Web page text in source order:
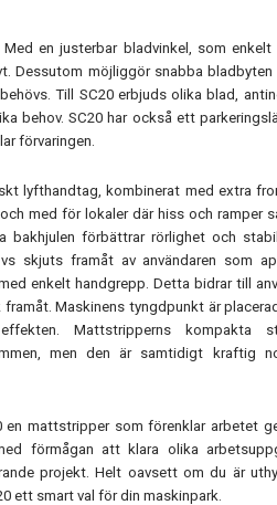
en justerbar bladvinkel, som
Dessutom möjliggör snabba bladbyten
Till SC20 erbjuds olika blad,
behov. SC20 har också ett
förvaringen.
lyfthandtag, kombinerat med extra
med för lokaler där hiss och ramper
bakhjulen förbättrar rörlighet och
skjuts framåt av användaren som
enkelt handgrepp. Detta bidrar till
Maskinens tyngdpunkt är
Mattstripperns kompakta
men den är samtidigt kraftig
en mattstripper som förenklar arbetet
förmågan att klara olika
projekt. Helt oavsett om du är
ett smart val för din maskinpark.